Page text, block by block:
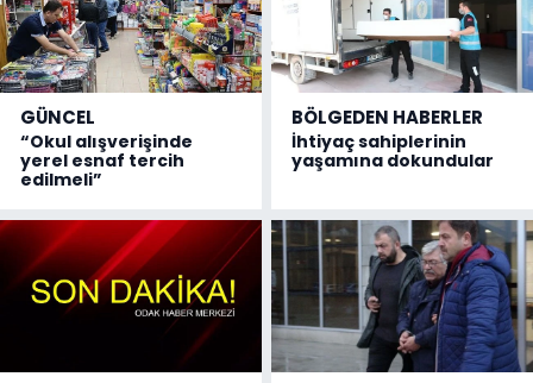
GÜNCEL
“Okul alışverişinde
yerel esnaf tercih
edilmeli”
BÖLGEDEN HABERLER
İhtiyaç sahiplerinin
yaşamına dokundular